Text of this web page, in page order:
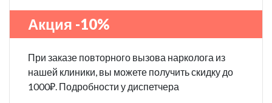
Акция -10%
При заказе повторного вызова нарколога из
нашей клиники, вы можете получить скидку до
1000₽. Подробности у диспетчера